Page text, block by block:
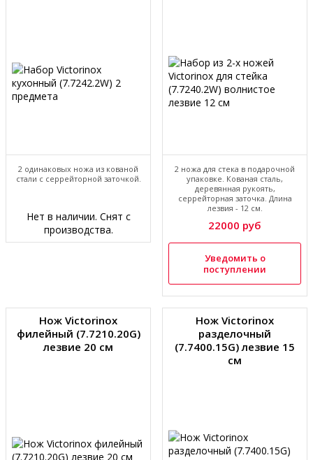
2 одинаковых ножа из кованой
стали с серрейторной заточкой.
Нет в наличии. Снят с
производства.
2 ножа для стека в подарочной
упаковке. Кованая сталь,
деревянная рукоять,
серрейторная заточка. Длина
лезвия - 12 см.
22000 руб
Уведомить о
поступлении
Нож Victorinox
филейный (7.7210.20G)
лезвие 20 см
Нож Victorinox
разделочный
(7.7400.15G) лезвие 15
см